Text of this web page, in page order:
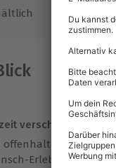
verschenken…
Mit
Erlebnis. So